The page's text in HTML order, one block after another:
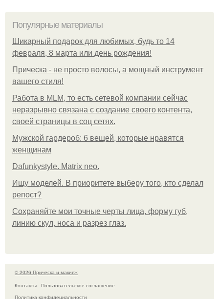
Популярные материалы
Шикарный подарок для любимых, будь то 14
февраля, 8 марта или день рождения!
Прическа - не просто волосы, а мощный инструмент
вашего стиля!
Работа в MLM, то есть сетевой компании сейчас
неразрывно связана с создание своего контента,
своей страницы в соц сетях.
Мужской гардероб: 6 вещей, которые нравятся
женщинам
Dafunkystyle. Matrix neo.
Ищу моделей. В приоритете выберу того, кто сделал
репост?
Сохраняйте мои точные черты лица, форму губ,
линию скул, носа и разрез глаз.
© 2026 Прическа и макияж
Контакты
Пользовательское соглашение
Политика конфидециальности